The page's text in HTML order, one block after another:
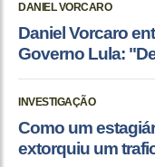
DANIEL VORCARO
Daniel Vorcaro
Governo Lula:
INVESTIGAÇÃO
Como um
extorquiu um